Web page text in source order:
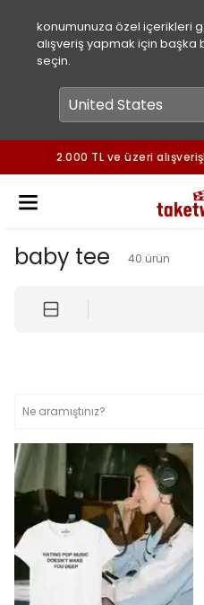
konumunuza özel içerikleri
alışveriş yapmak için başka
seçin.
2.000 TL ve üzeri
baby tee 40 ürün